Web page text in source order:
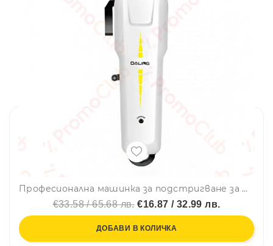
Професионална машинка за подстригване за мъже DALING
€33.58 / 65.68 лв.€16.87 / 32.99 лв.
ДОБАВИ В КОЛИЧКА